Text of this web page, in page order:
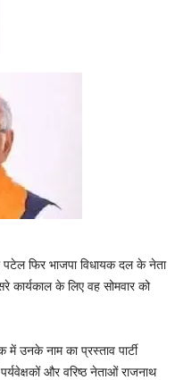
फिर भाजपा विधायक दल के नेता
कार्यकाल के लिए वह सोमवार को
में उनके नाम का प्रस्ताव पार्टी
और वरिष्ठ नेताओं राजनाथ